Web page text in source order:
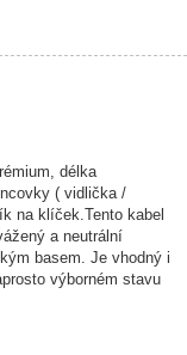
délka
( vidlička /
na klíček.Tento kabel
a neutrální
basem. Je vhodný i
výborném stavu